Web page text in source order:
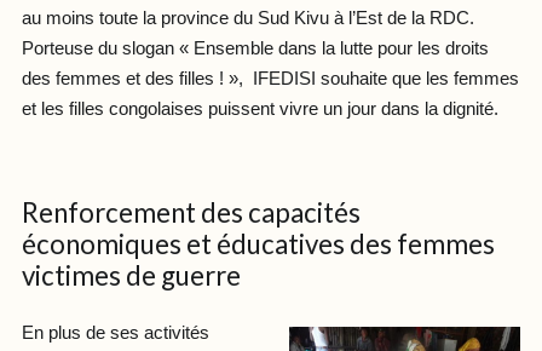
au moins toute la province du Sud Kivu à l’Est de la RDC.
Porteuse du slogan « Ensemble dans la lutte pour les droits
des femmes et des filles ! », IFEDISI souhaite que les femmes
et les filles congolaises puissent vivre un jour dans la dignité.
Renforcement des capacités
économiques et éducatives des femmes
victimes de guerre
En plus de ses activités